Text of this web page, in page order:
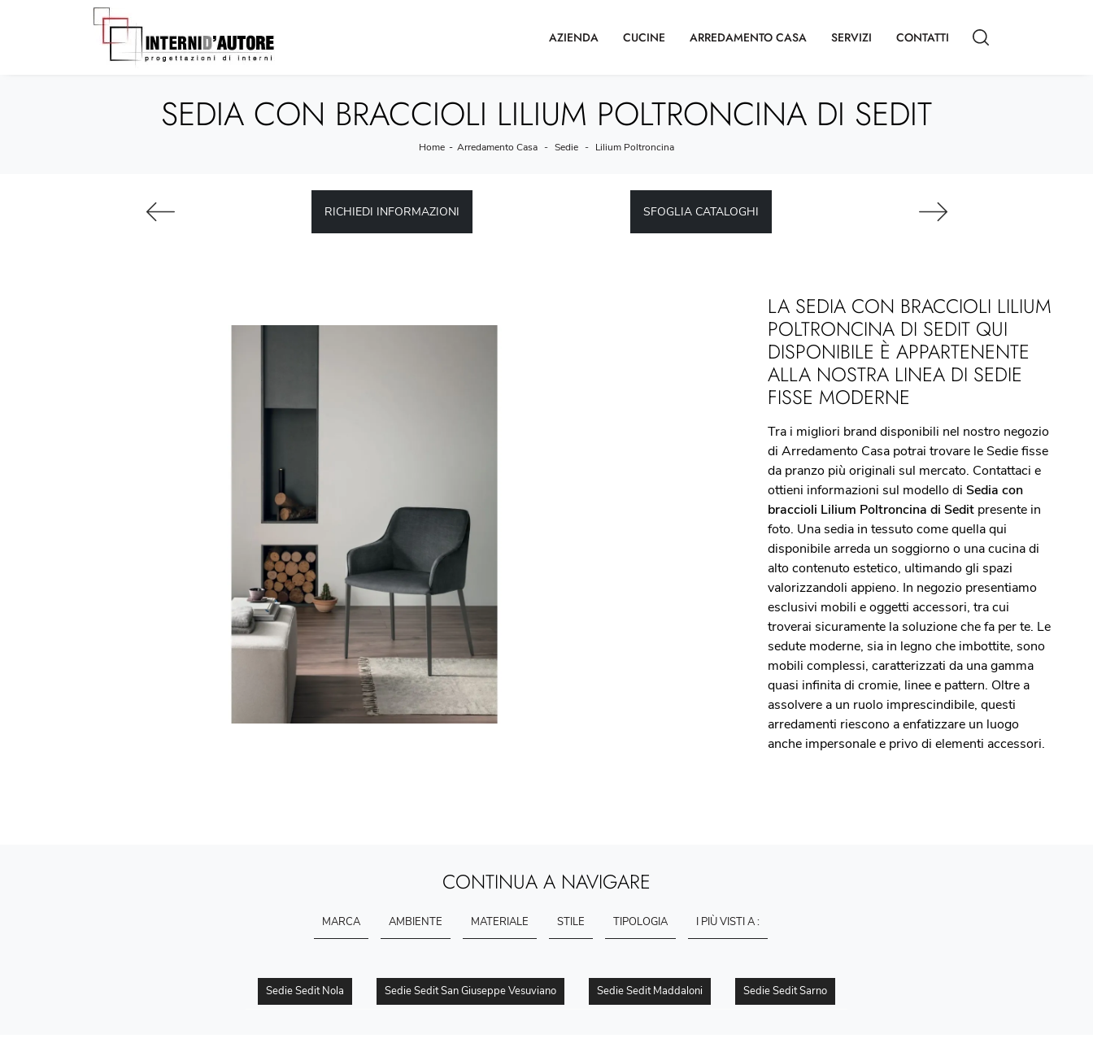
AZIENDA CUCINE ARREDAMENTO CASA SERVIZI CONTATTI
SEDIA CON BRACCIOLI LILIUM POLTRONCINA DI SEDIT
Home - Arredamento Casa - Sedie - Lilium Poltroncina
RICHIEDI INFORMAZIONI SFOGLIA CATALOGHI
LA SEDIA CON BRACCIOLI LILIUM
POLTRONCINA DI SEDIT QUI
DISPONIBILE È APPARTENENTE
ALLA NOSTRA LINEA DI SEDIE
FISSE MODERNE
Tra i migliori brand disponibili nel nostro negozio
di Arredamento Casa potrai trovare le Sedie fisse
da pranzo più originali sul mercato. Contattaci e
ottieni informazioni sul modello di Sedia con
braccioli Lilium Poltroncina di Sedit presente in
foto. Una sedia in tessuto come quella qui
disponibile arreda un soggiorno o una cucina di
alto contenuto estetico, ultimando gli spazi
valorizzandoli appieno. In negozio presentiamo
esclusivi mobili e oggetti accessori, tra cui
troverai sicuramente la soluzione che fa per te. Le
sedute moderne, sia in legno che imbottite, sono
mobili complessi, caratterizzati da una gamma
quasi infinita di cromie, linee e pattern. Oltre a
assolvere a un ruolo imprescindibile, questi
arredamenti riescono a enfatizzare un luogo
anche impersonale e privo di elementi accessori.
CONTINUA A NAVIGARE
MARCA AMBIENTE MATERIALE STILE TIPOLOGIA I PIÙ VISTI A :
Sedie Sedit Nola Sedie Sedit San Giuseppe Vesuviano Sedie Sedit Maddaloni Sedie Sedit Sarno